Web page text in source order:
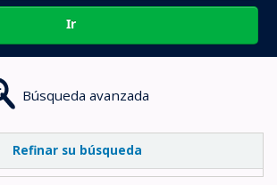
Ir
Búsqueda avanzada
Refinar su búsqueda